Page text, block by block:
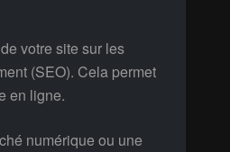
votre site sur les
(SEO). Cela permet
en ligne.
numérique ou une